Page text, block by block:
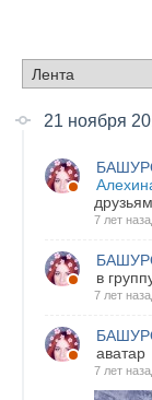
21 ноября
7 лет
в
7 лет
аватар
7 лет